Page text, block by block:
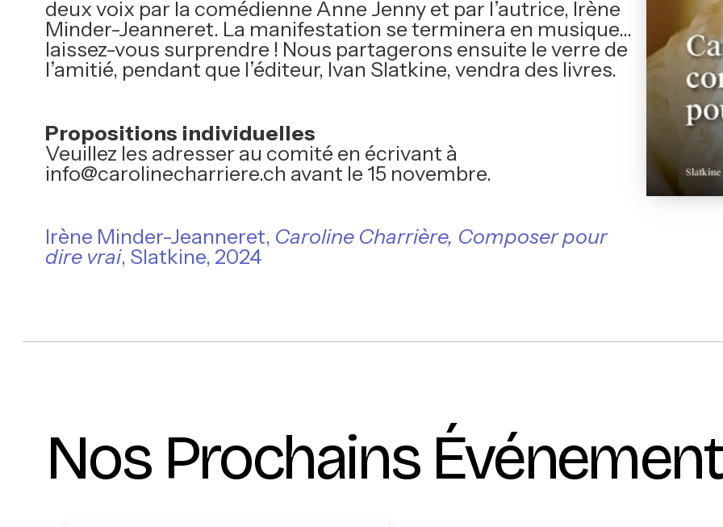
deux voix par la comédienne Anne Jenny et par l’autrice, Irène
Minder-Jeanneret. La manifestation se terminera en musique…
laissez-vous surprendre ! Nous partagerons ensuite le verre de
l’amitié, pendant que l’éditeur, Ivan Slatkine, vendra des livres.
Propositions individuelles
Veuillez les adresser au comité en écrivant à
info@carolinecharriere.ch avant le 15 novembre.
Irène Minder-Jeanneret, Caroline Charrière, Composer pour
dire vrai, Slatkine, 2024
Nos Prochains